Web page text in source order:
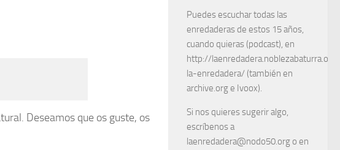
Deseamos que os guste, os
Puedes escuchar todas las
enredaderas de estos 15 años,
cuando quieras (podcast), en
http://
la-enredadera/ (también en
archive.org e Ivoox).
Si nos quieres sugerir algo,
escríbenos a
laenredadera@nodo50.org o en